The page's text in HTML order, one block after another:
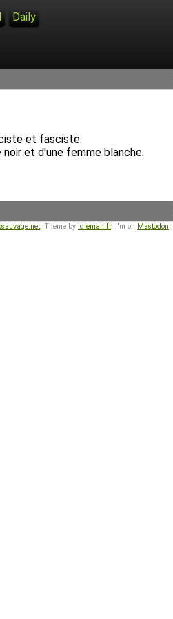
Daily
et fasciste.
et d'une femme blanche.
. Theme by idleman.fr. I'm on Mastodon.